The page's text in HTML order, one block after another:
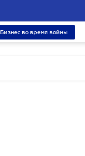
Бизнес во время войны